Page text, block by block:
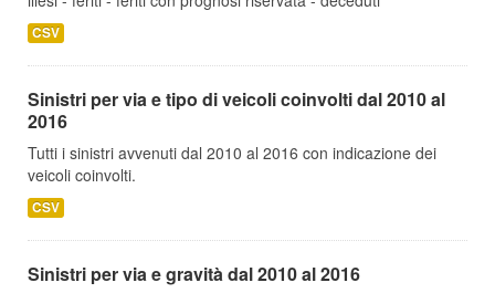
CSV
Sinistri per via e tipo di veicoli coinvolti dal 2010 al
2016
Tutti i sinistri avvenuti dal 2010 al 2016 con indicazione dei
veicoli coinvolti.
CSV
Sinistri per via e gravità dal 2010 al 2016